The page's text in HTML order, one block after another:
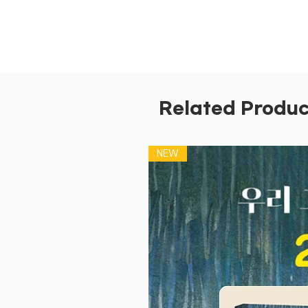
Related
NEW